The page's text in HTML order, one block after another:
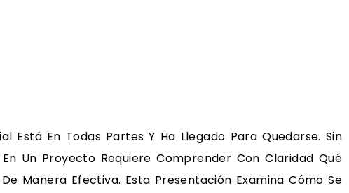
Está En Todas Partes Y Ha Llegado Para Quedarse. Sin
Un Proyecto Requiere Comprender Con Claridad Qué
Manera Efectiva. Esta Presentación Examina Cómo Se